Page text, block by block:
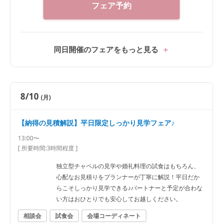
フェア予約
同日開催のフェアをもっと見る
8/10 (月)
【納得の見積解説】平日限定しっかり見学フェア♪
13:00〜
[ 所要時間:3時間程度]
独立型チャペルの見学や婚礼料理の試食はもちろん、
心配なお見積りをプランナーが丁寧に解説！平日だか
らこそしっかり見学できる♪パートナーと予定が合わな
い方はおひとりでも安心してお越しください。
相談会
試食会 会場コーディネート